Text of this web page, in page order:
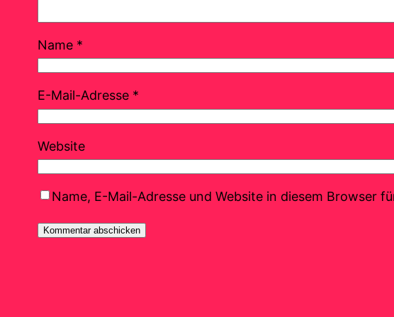
Name *
E-Mail-Adresse *
Website
Name, E-Mail-Adresse und Website in diesem Browser